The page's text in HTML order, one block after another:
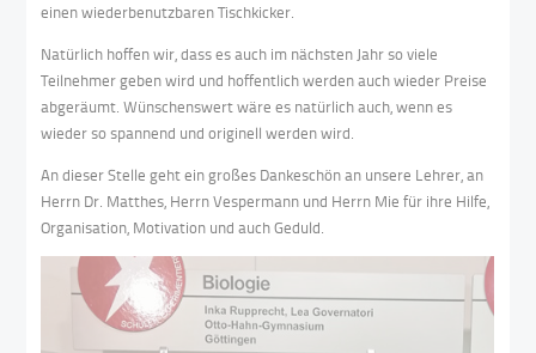
einen wiederbenutzbaren Tischkicker.
Natürlich hoffen wir, dass es auch im nächsten Jahr so viele
Teilnehmer geben wird und hoffentlich werden auch wieder Preise
abgeräumt. Wünschenswert wäre es natürlich auch, wenn es
wieder so spannend und originell werden wird.
An dieser Stelle geht ein großes Dankeschön an unsere Lehrer, an
Herrn Dr. Matthes, Herrn Vespermann und Herrn Mie für ihre Hilfe,
Organisation, Motivation und auch Geduld.